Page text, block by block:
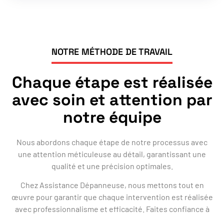
NOTRE MÉTHODE DE TRAVAIL
Chaque étape est réalisée
avec soin et attention par
notre équipe
Nous abordons chaque étape de notre processus avec
une attention méticuleuse au détail, garantissant une
qualité et une précision optimales.
Chez Assistance Dépanneuse, nous mettons tout en
œuvre pour garantir que chaque intervention est réalisée
avec professionnalisme et efficacité. Faites confiance à